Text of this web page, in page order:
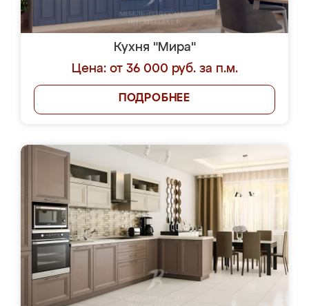
Кухня "Мира"
Цена: от 36 000 руб. за п.м.
ПОДРОБНЕЕ